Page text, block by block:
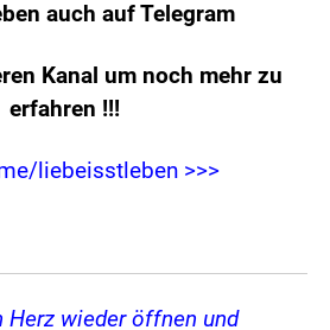
auch auf Telegram
Kanal um noch mehr zu
erfahren !!!
liebeisstleben >>>
Herz wieder öffnen und